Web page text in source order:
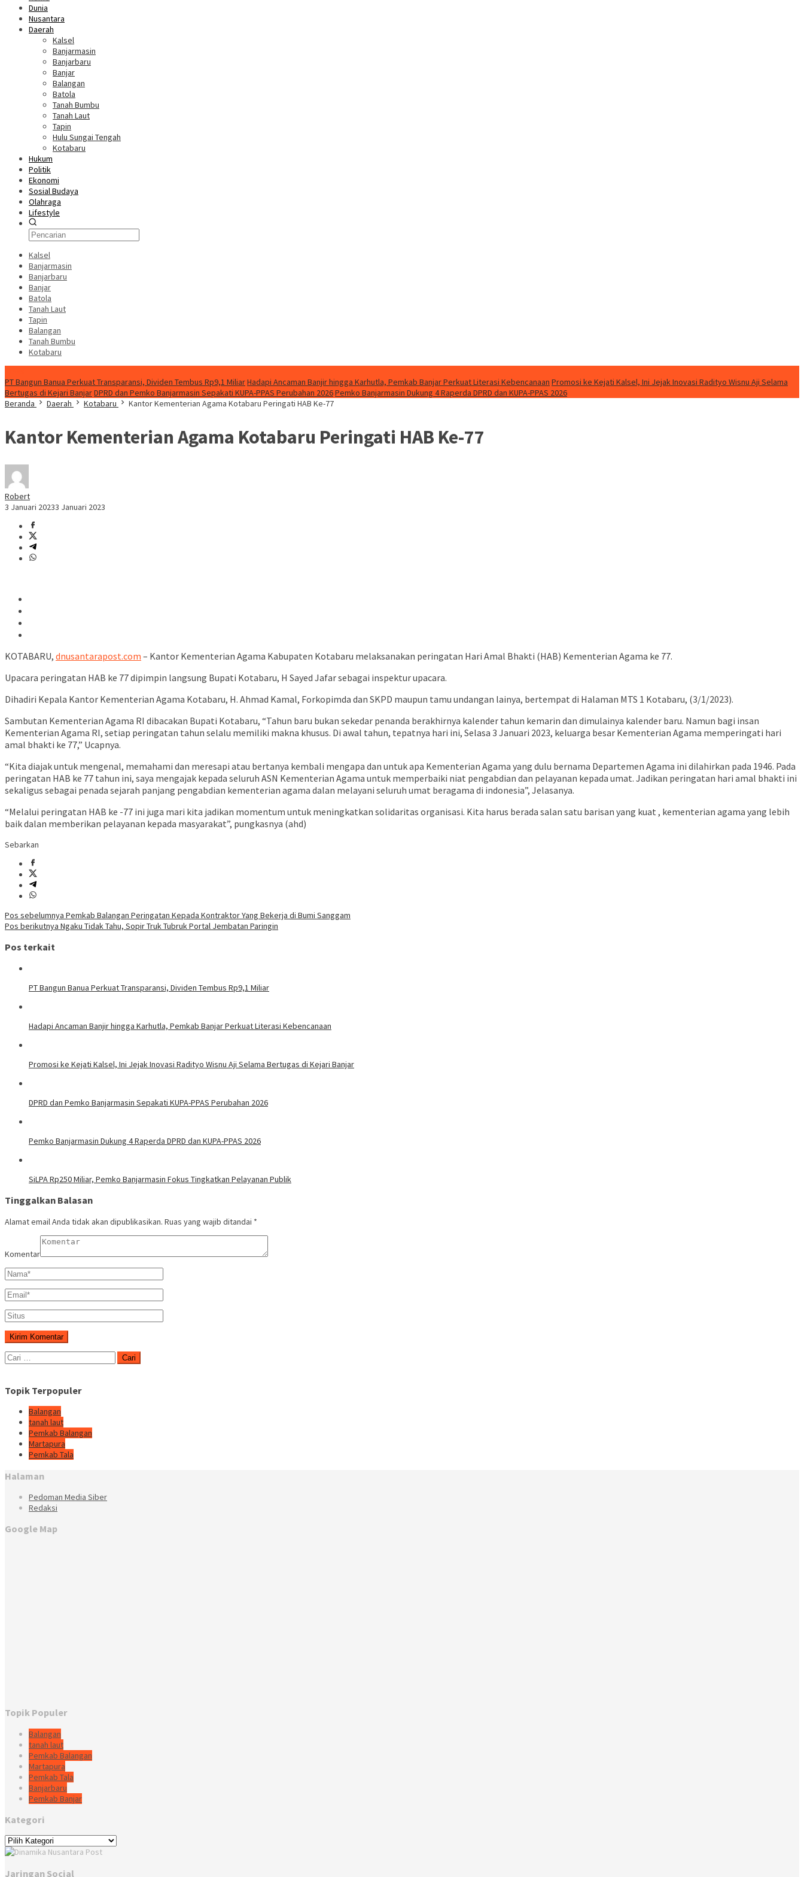
Dunia
Nusantara
Daerah
Kalsel
Banjarmasin
Banjarbaru
Banjar
Balangan
Batola
Tanah Bumbu
Tanah Laut
Tapin
Hulu Sungai Tengah
Kotabaru
Hukum
Politik
Ekonomi
Sosial Budaya
Olahraga
Lifestyle
Kalsel
Banjarmasin
Banjarbaru
Banjar
Batola
Tanah Laut
Tapin
Balangan
Tanah Bumbu
Kotabaru
PT Bangun Banua Perkuat Transparansi, Dividen Tembus Rp9,1 MiliarHadapi Ancaman Banjir hingga Karhutla, Pemkab Banjar Perkuat Literasi Kebencanaan Promosi ke Kejati Kalsel, Ini Jejak Inovasi Radityo Wisnu Aji Selama
Bertugas di Kejari BanjarDPRD dan Pemko Banjarmasin Sepakati KUPA-PPAS Perubahan 2026Pemko Banjarmasin Dukung 4 Raperda DPRD dan KUPA-PPAS 2026
Beranda
Daerah Kotabaru Kantor Kementerian Agama Kotabaru Peringati HAB Ke-77
Kantor Kementerian Agama Kotabaru Peringati HAB Ke-77
Robert
3 Januari 20233 Januari 2023
KOTABARU, dnusantarapost.com – Kantor Kementerian Agama Kabupaten Kotabaru melaksanakan peringatan Hari Amal Bhakti (HAB) Kementerian Agama ke 77.
Upacara peringatan HAB ke 77 dipimpin langsung Bupati Kotabaru, H Sayed Jafar sebagai inspektur upacara.
Dihadiri Kepala Kantor Kementerian Agama Kotabaru, H. Ahmad Kamal, Forkopimda dan SKPD maupun tamu undangan lainya, bertempat di Halaman MTS 1 Kotabaru, (3/1/2023).
Sambutan Kementerian Agama RI dibacakan Bupati Kotabaru, “Tahun baru bukan sekedar penanda berakhirnya kalender tahun kemarin dan dimulainya kalender baru. Namun bagi insan
Kementerian Agama RI, setiap peringatan tahun selalu memiliki makna khusus. Di awal tahun, tepatnya hari ini, Selasa 3 Januari 2023, keluarga besar Kementerian Agama memperingati hari
amal bhakti ke 77,” Ucapnya.
“Kita diajak untuk mengenal, memahami dan meresapi atau bertanya kembali mengapa dan untuk apa Kementerian Agama yang dulu bernama Departemen Agama ini dilahirkan pada 1946. Pada
peringatan HAB ke 77 tahun ini, saya mengajak kepada seluruh ASN Kementerian Agama untuk memperbaiki niat pengabdian dan pelayanan kepada umat. Jadikan peringatan hari amal bhakti ini
sekaligus sebagai penada sejarah panjang pengabdian kementerian agama dalan melayani seluruh umat beragama di indonesia”, Jelasanya.
“Melalui peringatan HAB ke -77 ini juga mari kita jadikan momentum untuk meningkatkan solidaritas organisasi. Kita harus berada salan satu barisan yang kuat , kementerian agama yang lebih
baik dalan memberikan pelayanan kepada masyarakat”, pungkasnya (ahd)
Sebarkan
Navigasi
pos
Pos sebelumnya Pemkab Balangan Peringatan Kepada Kontraktor Yang Bekerja di Bumi Sanggam
Pos berikutnya Ngaku Tidak Tahu, Sopir Truk Tubruk Portal Jembatan Paringin
Pos terkait
PT Bangun Banua Perkuat Transparansi, Dividen Tembus Rp9,1 Miliar
Hadapi Ancaman Banjir hingga Karhutla, Pemkab Banjar Perkuat Literasi Kebencanaan
Promosi ke Kejati Kalsel, Ini Jejak Inovasi Radityo Wisnu Aji Selama Bertugas di Kejari Banjar
DPRD dan Pemko Banjarmasin Sepakati KUPA-PPAS Perubahan 2026
Pemko Banjarmasin Dukung 4 Raperda DPRD dan KUPA-PPAS 2026
SiLPA Rp250 Miliar, Pemko Banjarmasin Fokus Tingkatkan Pelayanan Publik
Tinggalkan Balasan
Alamat email Anda tidak akan dipublikasikan. Ruas yang wajib ditandai *
Komentar
Cari
untuk:
Topik Terpopuler
Balangan
tanah laut
Pemkab Balangan
Martapura
Pemkab Tala
Halaman
Pedoman Media Siber
Redaksi
Google Map
Topik Populer
Balangan
tanah laut
Pemkab Balangan
Martapura
Pemkab Tala
Banjarbaru
Pemkab Banjar
Kategori
Kategori
Jaringan Social